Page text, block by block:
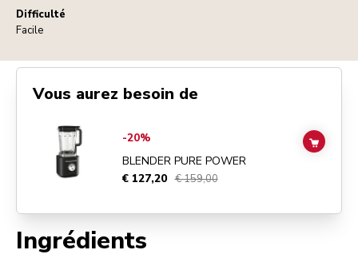
Difficulté
Facile
Ingrédients
Vous aurez besoin de
Go toBlender Pure Power
-20%
BLENDER PURE POWER
€ 127,20 € 159,00
ADD